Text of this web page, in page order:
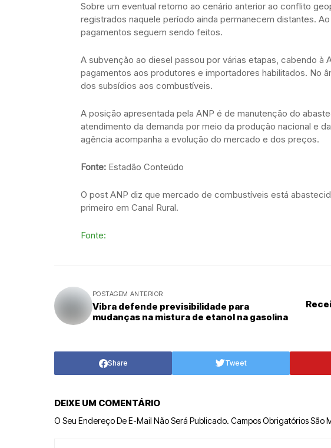
Sobre um eventual retorno ao cenário anterior ao conflito
registrados naquele período ainda permanecem distantes.
pagamentos seguem sendo feitos.
A subvenção ao diesel passou por várias etapas, cabendo à
pagamentos aos produtores e importadores habilitados. No
dos subsídios aos combustíveis.
A posição apresentada pela ANP é de manutenção do
atendimento da demanda por meio da produção nacional e
agência acompanha a evolução do mercado e dos preços.
Fonte: Estadão Conteúdo
O post ANP diz que mercado de combustíveis está
primeiro em Canal Rural.
Fonte:
POSTAGEM ANTERIOR
Vibra defende previsibilidade para
mudanças na mistura de etanol na gasolina
Share Tweet
DEIXE UM COMENTÁRIO
O Seu Endereço De E-Mail Não Será Publicado. Campos Obrigatórios São